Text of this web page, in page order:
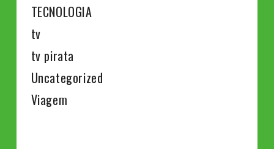
TECNOLOGIA
tv
tv pirata
Uncategorized
Viagem